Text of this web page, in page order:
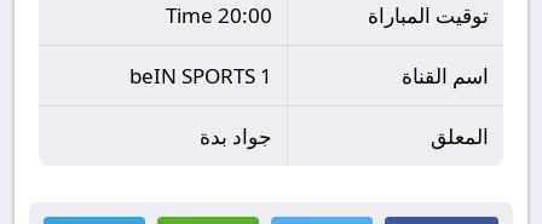
توقيت المباراة 20:00 Time
اسم القناة beIN SPORTS 1
المعلق جواد بدة